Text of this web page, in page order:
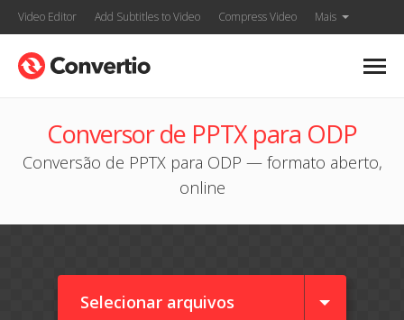
Video Editor Add Subtitles to Video Compress Video Mais
Conversor de PPTX para ODP
Conversão de PPTX para ODP — formato aberto,
online
Selecionar arquivos